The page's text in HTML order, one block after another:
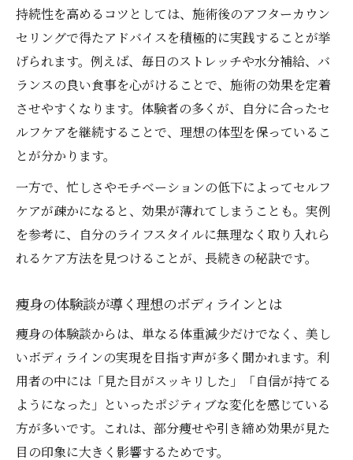
持続性を高めるコツとしては、施術後のアフターカウン
セリングで得たアドバイスを積極的に実践することが挙
げられます。例えば、毎日のストレッチや水分補給、バ
ランスの良い食事を心がけることで、施術の効果を定着
させやすくなります。体験者の多くが、自分に合ったセ
ルフケアを継続することで、理想の体型を保っているこ
とが分かります。
一方で、忙しさやモチベーションの低下によってセルフ
ケアが疎かになると、効果が薄れてしまうことも。実例
を参考に、自分のライフスタイルに無理なく取り入れら
れるケア方法を見つけることが、長続きの秘訣です。
痩身の体験談が導く理想のボディラインとは
痩身の体験談からは、単なる体重減少だけでなく、美し
いボディラインの実現を目指す声が多く聞かれます。利
用者の中には「見た目がスッキリした」「自信が持てる
ようになった」といったポジティブな変化を感じている
方が多いです。これは、部分痩せや引き締め効果が見た
目の印象に大きく影響するためです。